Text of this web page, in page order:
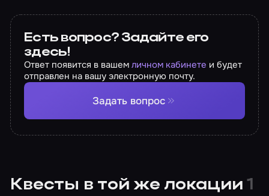
Есть вопрос? Задайте его
здесь!
Ответ появится в вашемличном кабинете и будет
отправлен на вашу электронную почту.
Задать вопрос
Квесты в той же локации1